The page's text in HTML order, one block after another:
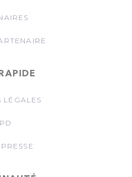
LÉGALES